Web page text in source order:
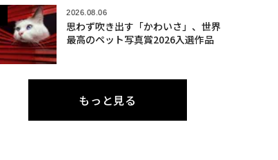
2026.08.06
思わず吹き出す「かわいさ」、世界
最高のペット写真賞2026入選作品
もっと見る